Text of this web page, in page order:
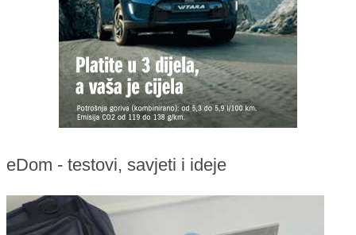
eDom - testovi, savjeti i ideje